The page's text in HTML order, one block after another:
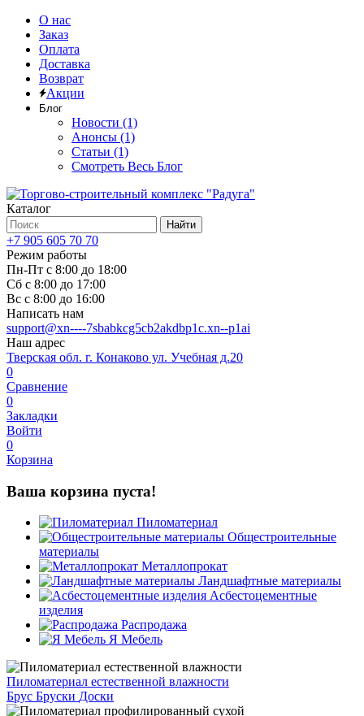
О нас
Заказ
Оплата
Доставка
Возврат
Акции
Блог
Новости (1)
Анонсы (1)
Статьи (1)
Смотреть Весь Блог
Каталог
Найти
+7 905 605 70 70
Режим работы
Пн-Пт с 8:00 до 18:00
Сб с 8:00 до 17:00
Вс с 8:00 до 16:00
Написать нам
support@xn----7sbabkcg5cb2akdbp1c.xn--p1ai
Наш адрес
Тверская обл. г. Конаково ул. Учебная д.20
0
Сравнение
0
Закладки
Войти
0
Корзина
Ваша корзина пуста!
Пиломатериал
Общестроительные
материалы
Металлопрокат
Ландшафтные материалы
Асбестоцементные
изделия
Распродажа
Я Мебель
Пиломатериал естественной влажности
Брус Бруски Доски